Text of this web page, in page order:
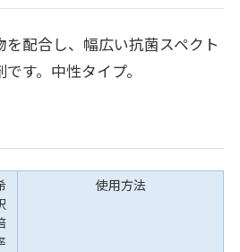
を配合し、幅広い抗菌スペクト
す。中性タイプ。
使用方法